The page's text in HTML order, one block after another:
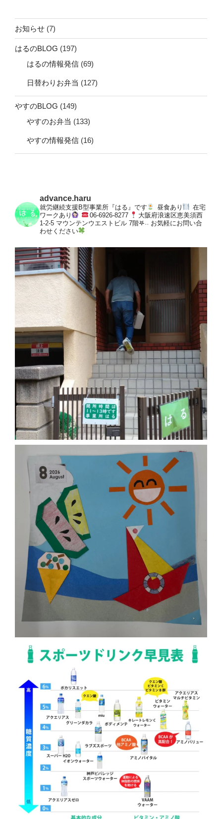
お知らせ (7)
はるのBLOG (197)
はるの情報発信 (69)
日替わりお弁当 (127)
やすのBLOG (149)
やすのお弁当 (133)
やすの情報発信 (16)
advance.haru
就労継続支援B型事業所『はる』です 昼食あり
在宅
ワークあり
06-6926-8277
大阪府浪速区恵美須西
1-2-5 マウンテンウエストビル 7階𖤐˒˒ お気軽にお問い合
わせください